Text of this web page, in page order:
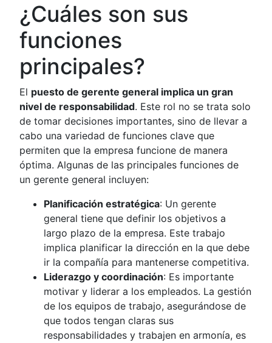
¿Cuáles son sus
funciones
principales?
El puesto de gerente general implica un gran
nivel de responsabilidad. Este rol no se trata solo
de tomar decisiones importantes, sino de llevar a
cabo una variedad de funciones clave que
permiten que la empresa funcione de manera
óptima. Algunas de las principales funciones de
un gerente general incluyen:
Planificación estratégica: Un gerente
general tiene que definir los objetivos a
largo plazo de la empresa. Este trabajo
implica planificar la dirección en la que debe
ir la compañía para mantenerse competitiva.
Liderazgo y coordinación: Es importante
motivar y liderar a los empleados. La gestión
de los equipos de trabajo, asegurándose de
que todos tengan claras sus
responsabilidades y trabajen en armonía, es